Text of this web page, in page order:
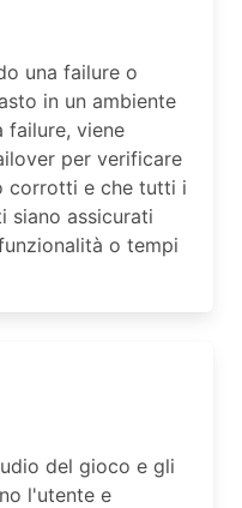
una failure o
in un ambiente
failure, viene
per verificare
corrotti e che tutti i
siano assicurati
o tempi
del gioco e gli
l'utente e